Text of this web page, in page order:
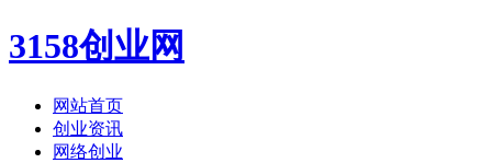
3158创业网
网站首页
创业资讯
网络创业